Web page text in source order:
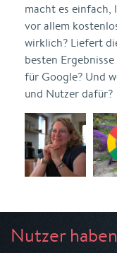
macht es
vor allem
wirklich? Liefert
besten
für Google? Und
und Nutzer dafür?
Nutzer